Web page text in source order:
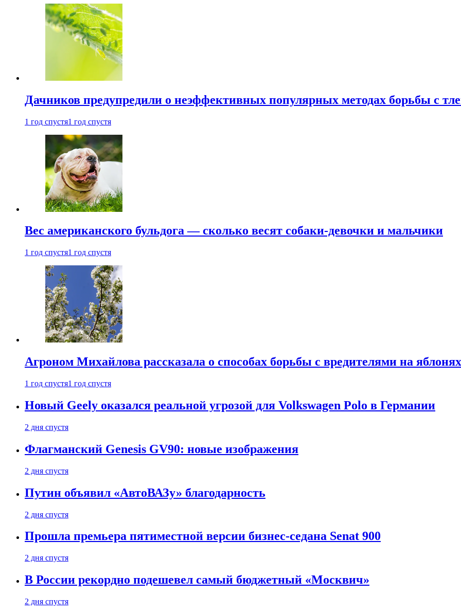
Дачников предупредили о неэффективных популярных методах борьбы с
1 год спустя1 год спустя
Вес американского бульдога — сколько весят собаки-девочки и мальчики
1 год спустя1 год спустя
Агроном Михайлова рассказала о способах борьбы с вредителями на яблонях
1 год спустя1 год спустя
Новый Geely оказался реальной угрозой для Volkswagen Polo в Германии
2 дня спустя
Флагманский Genesis GV90: новые изображения
2 дня спустя
Путин объявил «АвтоВАЗу» благодарность
2 дня спустя
Прошла премьера пятиместной версии бизнес-седана Senat 900
2 дня спустя
В России рекордно подешевел самый бюджетный «Москвич»
2 дня спустя